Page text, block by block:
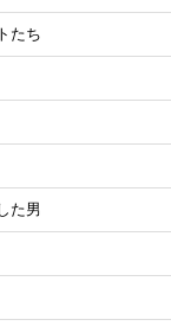
たち
た男